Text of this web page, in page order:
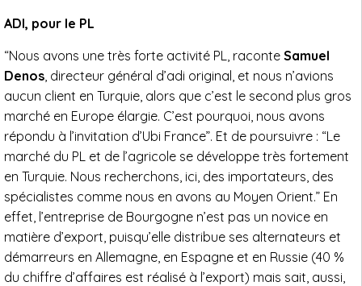
ADI, pour le PL
“Nous avons une très forte activité PL, raconte Samuel
Denos , directeur général d’adi original, et nous n’avions
aucun client en Turquie, alors que c’est le second plus gros
marché en Europe élargie. C’est pourquoi, nous avons
répondu à l’invitation d’Ubi France”. Et de poursuivre : “Le
marché du PL et de l’agricole se développe très fortement
en Turquie. Nous recherchons, ici, des importateurs, des
spécialistes comme nous en avons au Moyen Orient.” En
effet, l’entreprise de Bourgogne n’est pas un novice en
matière d’export, puisqu’elle distribue ses alternateurs et
démarreurs en Allemagne, en Espagne et en Russie (40 %
du chiffre d’affaires est réalisé à l’export) mais sait, aussi,